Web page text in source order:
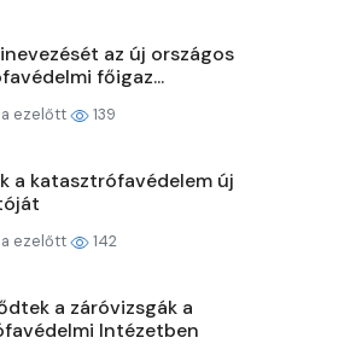
az új országos
főigaz...
ezelőtt 139
a katasztrófavédelem új
ezelőtt 142
a záróvizsgák a
Intézetben